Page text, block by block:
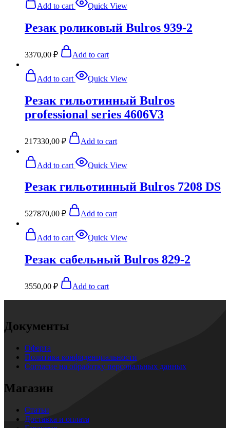
Add to cart Quick View
Резак роликовый Bulros 939-2
3370,00 ₽ Add to cart
Add to cart Quick View
Резак гильотинный Bulros
professional series 4606V3
217330,00 ₽ Add to cart
Add to cart Quick View
Резак гильотинный Bulros 7208 DS
527870,00 ₽ Add to cart
Add to cart Quick View
Резак сабельный Bulros 829-2
3550,00 ₽ Add to cart
Документы
Оферта
Политика конфиденциальности
Согласие на обработку персональных данных
Магазин
Статьи
Доставка и оплата